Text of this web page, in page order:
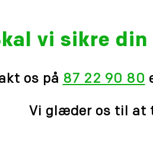
vi sikre
os på 87 22 90 80
Vi glæder os til at